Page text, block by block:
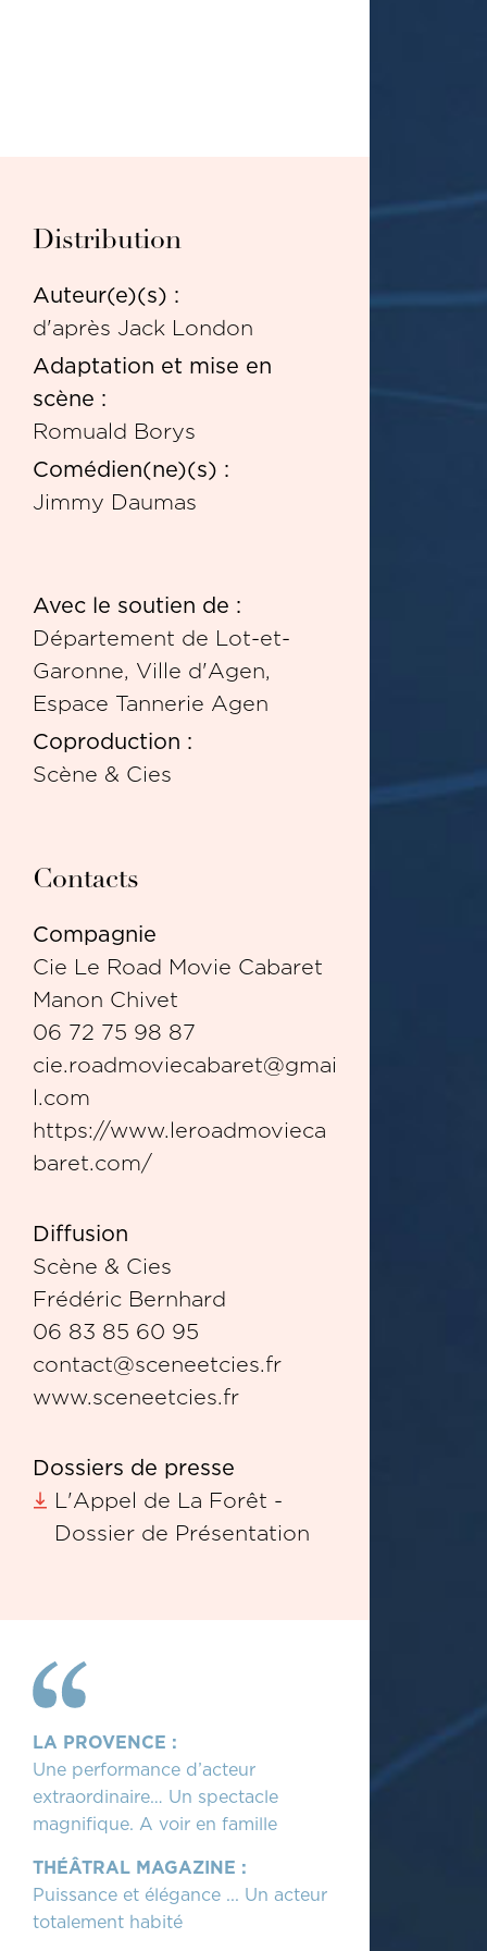
Distribution
Auteur(e)(s) :
d'après Jack London
Adaptation et mise en
scène :
Romuald Borys
Comédien(ne)(s) :
Jimmy Daumas
Avec le soutien de :
Département de Lot-et-
Garonne, Ville d'Agen,
Espace Tannerie Agen
Coproduction :
Scène & Cies
Contacts
Compagnie
Cie Le Road Movie Cabaret
Manon Chivet
06 72 75 98 87
cie.roadmoviecabaret@gmai
l.com
https://www.leroadmovieca
baret.com/
Diffusion
Scène & Cies
Frédéric Bernhard
06 83 85 60 95
contact@sceneetcies.fr
www.sceneetcies.fr
Dossiers de presse
L'Appel de La Forêt -
Dossier de Présentation
LA PROVENCE :
Une performance d’acteur
extraordinaire… Un spectacle
magnifique. A voir en famille
THÉÂTRAL MAGAZINE :
Puissance et élégance ... Un acteur
totalement habité